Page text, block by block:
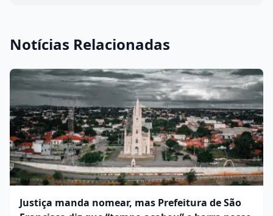
Notícias Relacionadas
Justiça manda nomear, mas Prefeitura de São